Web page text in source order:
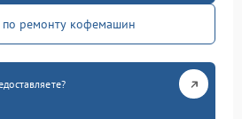
по ремонту кофемашин